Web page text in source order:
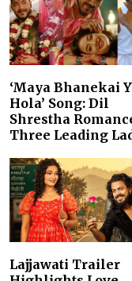
‘Maya Bhanekai
Hola’ Song: Dil
Shrestha
Three Leading
Lajjawati Trailer